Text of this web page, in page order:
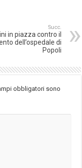
Succ.
in piazza contro il
dell’ospedale di
Popoli
obbligatori sono